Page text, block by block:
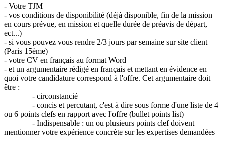
- Votre TJM
- vos conditions de disponibilité (déjà disponible, fin de la mission
en cours prévue, en mission et quelle durée de préavis de départ,
ect...)
- si vous pouvez vous rendre 2/3 jours par semaine sur site client
(Paris 15ème)
- votre CV en français au format Word
- et un argumentaire rédigé en français et mettant en évidence en
quoi votre candidature correspond à l'offre. Cet argumentaire doit
être :
- circonstancié
- concis et percutant, c'est à dire sous forme d'une liste de 4
ou 6 points clefs en rapport avec l'offre (bullet points list)
- Indispensable : un ou plusieurs points clef doivent
mentionner votre expérience concrète sur les expertises demandées